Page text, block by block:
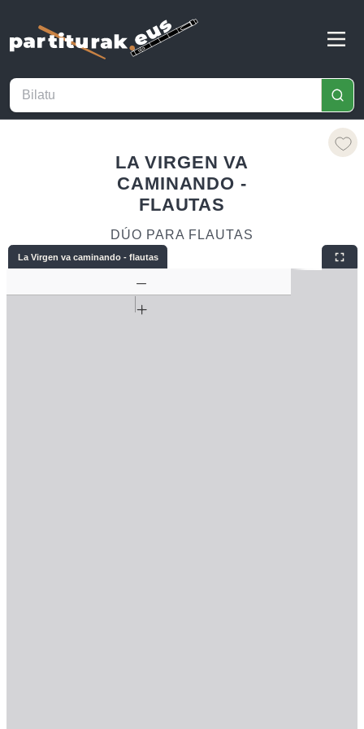
LA VIRGEN VA
CAMINANDO -
FLAUTAS
DÚO PARA FLAUTAS
La Virgen va caminando - flautas